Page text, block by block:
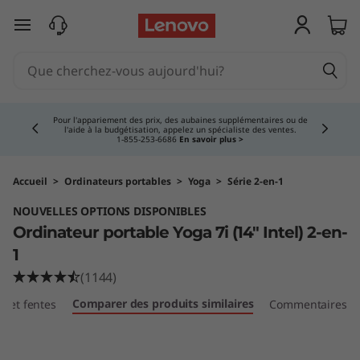
O
a
e
u
passer au contenu principal
Pour l'appariement des prix, des aubaines supplémentaires ou de
l'aide à la budgétisation, appelez un spécialiste des ventes.
1‑855‑253‑6686 En savoir plus >
Accueil > Ordinateurs portables > Yoga > Série 2-en-1
NOUVELLES OPTIONS DISPONIBLES
Ordinateur portable Yoga 7i (14″ Intel) 2-en-
1
(1144)
et fentes Comparer des produits similaires Commentaires